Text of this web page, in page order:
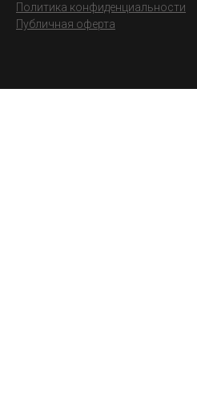
Политика конфиденциальности
Публичная оферта